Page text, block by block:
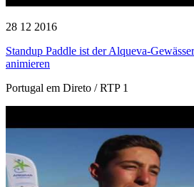
28 12 2016
Standup Paddle ist der Alqueva-
animieren
Portugal em Direto / RTP 1